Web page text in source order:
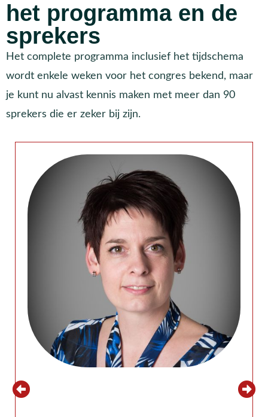
het programma en de
sprekers
Het complete programma inclusief het tijdschema
wordt enkele weken voor het congres bekend, maar
je kunt nu alvast kennis maken met meer dan 90
sprekers die er zeker bij zijn.